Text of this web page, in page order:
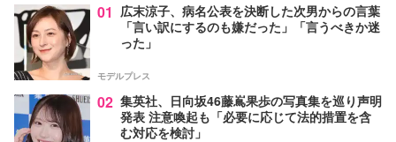
01 広末涼子、病名公表を決断した次男からの言葉
「言い訳にするのも嫌だった」「言うべきか迷
った」
モデルプレス
02 集英社、日向坂46藤嶌果歩の写真集を巡り声明
発表 注意喚起も「必要に応じて法的措置を含
む対応を検討」